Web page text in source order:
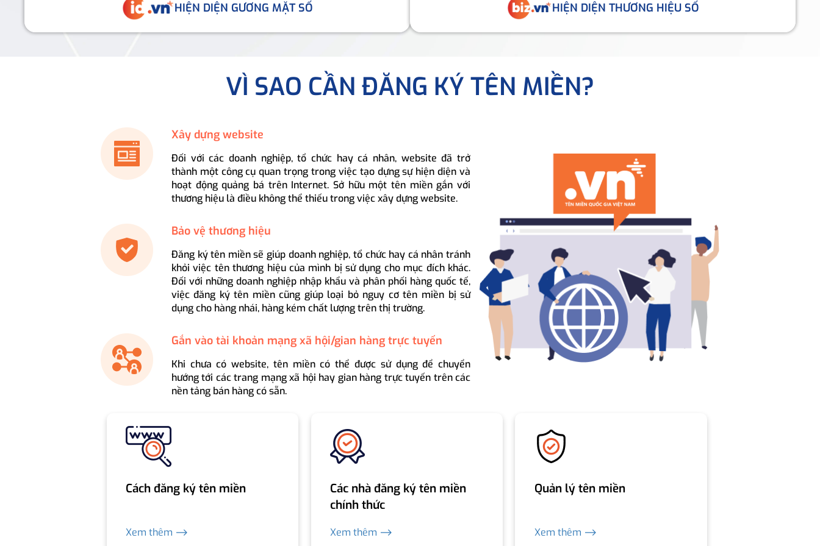
HIỆN DIỆN GƯƠNG MẶT SỐ HIỆN DIỆN THƯƠNG HIỆU SỐ
VÌ SAO CẦN ĐĂNG KÝ TÊN MIỀN?
Xây dựng website
Đối với các doanh nghiệp, tổ chức hay cá nhân, website đã trở
thành một công cụ quan trọng trong việc tạo dựng sự hiện diện và
hoạt động quảng bá trên Internet. Sở hữu một tên miền gắn với
thương hiệu là điều không thể thiếu trong việc xây dựng website.
Bảo vệ thương hiệu
Đăng ký tên miền sẽ giúp doanh nghiệp, tổ chức hay cá nhân tránh
khỏi việc tên thương hiệu của mình bị sử dụng cho mục đích khác.
Đối với những doanh nghiệp nhập khẩu và phân phối hàng quốc tế,
việc đăng ký tên miền cũng giúp loại bỏ nguy cơ tên miền bị sử
dụng cho hàng nhái, hàng kém chất lượng trên thị trường.
Gắn vào tài khoản mạng xã hội/gian hàng trực tuyến
Khi chưa có website, tên miền có thể được sử dụng để chuyển
hướng tới các trang mạng xã hội hay gian hàng trực tuyến trên các
nền tảng bán hàng có sẵn.
Cách đăng ký tên miền
Xem thêm ⟶
Các nhà đăng ký tên miền
chính thức
Xem thêm ⟶
Quản lý tên miền
Xem thêm ⟶